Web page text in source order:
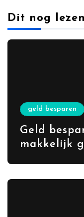
Dit nog
geld besparen
Geld
makkelijk